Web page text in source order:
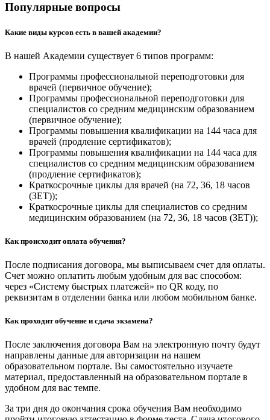
Популярные вопросы
Какие виды курсов есть в вашей академии?
В нашей Академии существует 6 типов программ:
Программы профессиональной переподготовки для
врачей (первичное обучение);
Программы профессиональной переподготовки для
специалистов со средним медицинским образованием
(первичное обучение);
Программы повышения квалификации на 144 часа для
врачей (продление сертификатов);
Программы повышения квалификации на 144 часа для
специалистов со средним медицинским образованием
(продление сертификатов);
Краткосрочные циклы для врачей (на 72, 36, 18 часов
(ЗЕТ));
Краткосрочные циклы для специалистов со средним
медицинским образованием (на 72, 36, 18 часов (ЗЕТ));
Как происходит оплата обучения?
После подписания договора, мы выписываем счет для оплаты.
Счет можно оплатить любым удобным для вас способом:
через «Систему быстрых платежей» по QR коду, по
реквизитам в отделении банка или любом мобильном банке.
Как проходит обучение и сдача экзамена?
После заключения договора Вам на электронную почту будут
направлены данные для авторизации на нашем
образовательном портале. Вы самостоятельно изучаете
материал, предоставленный на образовательном портале в
удобном для вас темпе.
За три дня до окончания срока обучения Вам необходимо